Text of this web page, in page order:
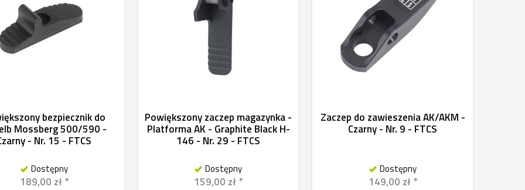
bezpiecznik do
Mossberg 500/590 -
- Nr. 15 - FTCS
Dostępny
189,00 zł *
Powiększony zaczep magazynka -
Platforma AK - Graphite Black H-
146 - Nr. 29 - FTCS
Dostępny
159,00 zł *
Zaczep do zawieszenia AK/AKM -
Czarny - Nr. 9 - FTCS
Dostępny
149,00 zł *